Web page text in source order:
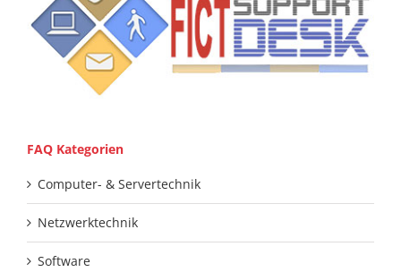
FAQ Kategorien
Computer- & Servertechnik
Netzwerktechnik
Software